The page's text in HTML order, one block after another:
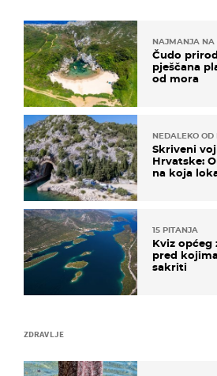
ZDRAVLJE
NAJMANJA NA
Čudo
pješčana
od mora
NEDALEKO OD
Skriveni
Hrvatske:
na koja
15 PITANJA
Kviz općeg
pred
sakriti